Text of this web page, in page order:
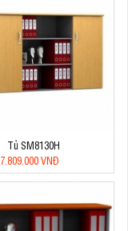
Tủ SM8130H
7.809.000 VNĐ